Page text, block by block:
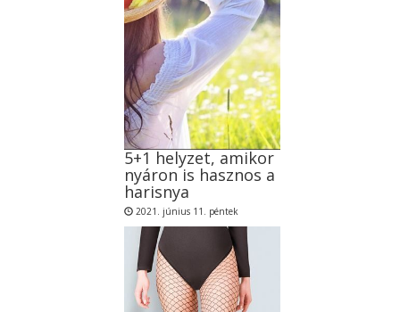
5+1 helyzet, amikor
nyáron is hasznos a
harisnya
2021. június 11. péntek